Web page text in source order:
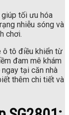
giúp tối ưu hóa
nhiễu sóng và
chơi.
ô tô điều khiển từ
đam mê khám
tại căn nhà
thêm chi tiết và